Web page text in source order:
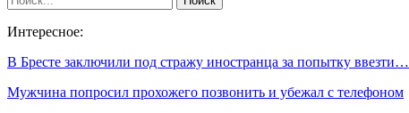
Интересное:
В Бресте заключили под стражу иностранца за попытку ввезти…
Мужчина попросил прохожего позвонить и убежал с телефоном